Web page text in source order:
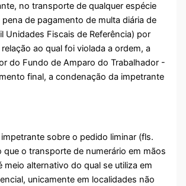
no transporte de qualquer espécie
de pagamento de multa diária de
Unidades Fiscais de Referência) por
ao qual foi violada a ordem, a
do Fundo de Amparo do Trabalhador -
final, a condenação da impetrante
sobre o pedido liminar (fls.
que o transporte de numerário em mãos
meio alternativo do qual se utiliza em
unicamente em localidades não